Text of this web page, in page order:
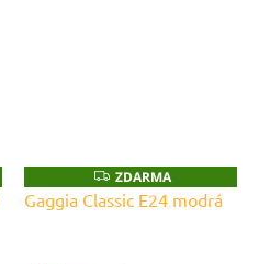
Z
D
A
ZDARMA
Gaggia Classic E24 modrá